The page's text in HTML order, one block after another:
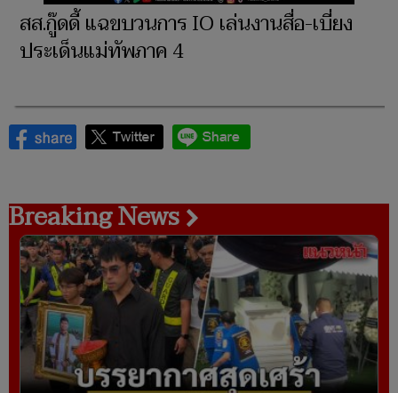
สส.กู๊ดดี้ แฉขบวนการ IO เล่นงานสื่อ-เบี่ยง
ประเด็นแม่ทัพภาค 4
Breaking News